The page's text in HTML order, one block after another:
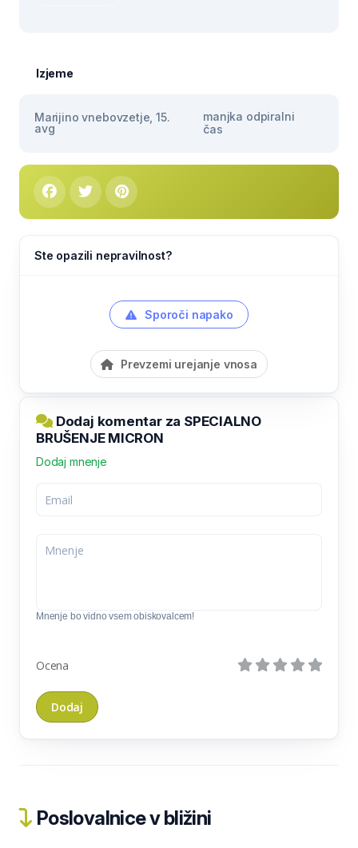
Izjeme
Marijino vnebovzetje, 15.
avg
manjka odpiralni
čas
Ste opazili nepravilnost?
Sporoči napako
Prevzemi urejanje vnosa
Dodaj komentar za SPECIALNO
BRUŠENJE MICRON
Dodaj mnenje
Mnenje bo vidno vsem obiskovalcem!
Ocena
Poslovalnice v bližini